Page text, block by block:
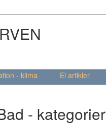
- klima El artikler
- kategorier